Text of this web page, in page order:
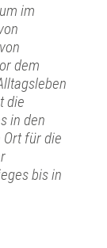
im
dem
die
in den
für die
bis in